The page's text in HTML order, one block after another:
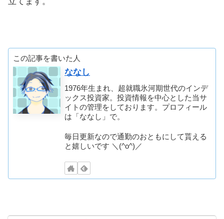
この記事を書いた人
ななし
1976年生まれ、超就職氷河期世代のインデ
ックス投資家。投資情報を中心とした当サ
イトの管理をしております。プロフィール
は「ななし」で。
毎日更新なので通勤のおともにして貰える
と嬉しいです ＼(^o^)／